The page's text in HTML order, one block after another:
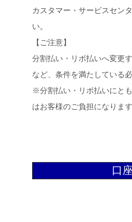
カスタマー・サービスセン
い。
【ご注意】
分割払い・リボ払いへ変更
など、条件を満たしている
※分割払い・リボ払いにと
はお客様のご負担になります
口